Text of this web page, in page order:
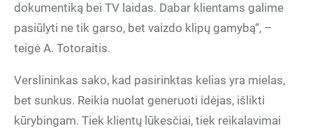
dokumentiką bei TV laidas. Dabar klientams galime
pasiūlyti ne tik garso, bet vaizdo klipų gamybą“, –
teigė A. Totoraitis.
Verslininkas sako, kad pasirinktas kelias yra mielas,
bet sunkus. Reikia nuolat generuoti idėjas, išlikti
kūrybingam. Tiek klientų lūkesčiai, tiek reikalavimai